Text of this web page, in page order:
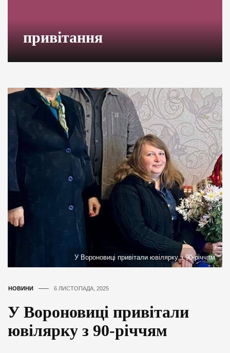
привітання
У Вороновиці привітали ювілярку з 90-річчям
НОВИНИ 6 ЛИСТОПАДА, 2025
У Вороновиці привітали
ювілярку з 90-річчям